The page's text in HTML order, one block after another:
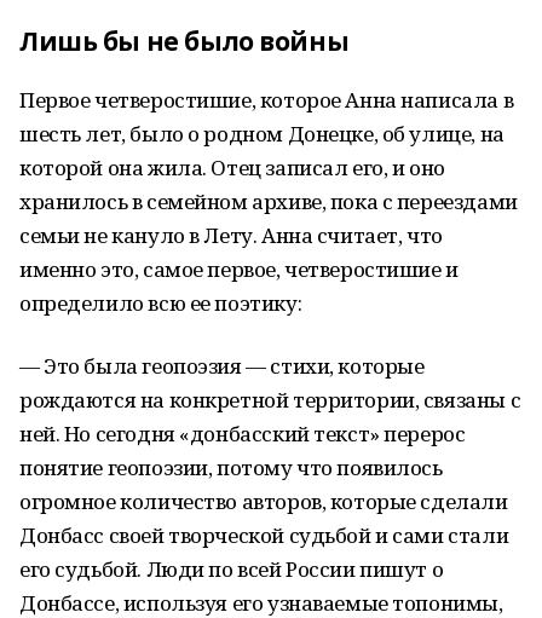
Лишь бы не было войны
Первое четверостишие, которое Анна написала в
шесть лет, было о родном Донецке, об улице, на
которой она жила. Отец записал его, и оно
хранилось в семейном архиве, пока с переездами
семьи не кануло в Лету. Анна считает, что
именно это, самое первое, четверостишие и
определило всю ее поэтику:
— Это была геопоэзия — стихи, которые
рождаются на конкретной территории, связаны с
ней. Но сегодня «донбасский текст» перерос
понятие геопоэзии, потому что появилось
огромное количество авторов, которые сделали
Донбасс своей творческой судьбой и сами стали
его судьбой. Люди по всей России пишут о
Донбассе, используя его узнаваемые топонимы,